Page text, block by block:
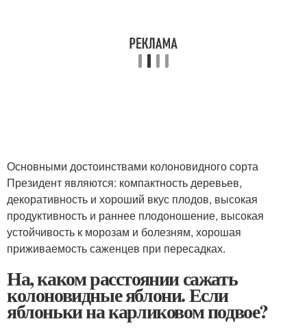
Основными достоинствами колоновидного сорта
Президент являются: компактность деревьев,
декоративность и хороший вкус плодов, высокая
продуктивность и раннее плодоношение, высокая
устойчивость к морозам и болезням, хорошая
приживаемость саженцев при пересадках.
На, каком расстоянии сажать
колоновидные яблони. Если
яблоньки на карликовом подвое?